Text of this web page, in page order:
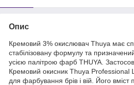
Опис
Кремовий 3% окислювач Thuya має
стабілізовану формулу та
усією палітрою фарб THUYA.
Кремовий окисник Thuya Professional
для фарбування брів і вій. Його вміст